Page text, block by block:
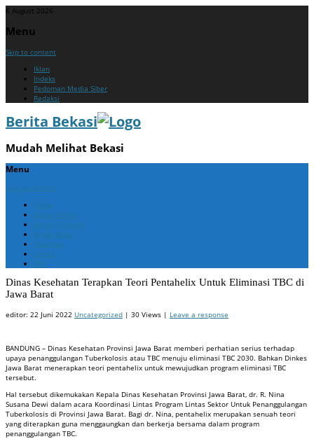
6 August 2026
Menu
Skip to content
Iklan
Indeks
Pedoman Media Siber
Redaksi
Berita Bekasi
Mudah Melihat Bekasi
Menu
Skip to content
Home
Berita Bekasi
Berita Cikarang
Berita Jabar
Nasional
Politik
ADV
Dinas Kesehatan Terapkan Teori Pentahelix Untuk Eliminasi TBC di
Jawa Barat
editor: 22 Juni 2022 Uncategorized | 30 Views | Leave a response
BANDUNG – Dinas Kesehatan Provinsi Jawa Barat memberi perhatian serius terhadap
upaya penanggulangan Tuberkolosis atau TBC menuju eliminasi TBC 2030. Bahkan Dinkes
Jawa Barat menerapkan teori pentahelix untuk mewujudkan program eliminasi TBC
tersebut.
Hal tersebut dikemukakan Kepala Dinas Kesehatan Provinsi Jawa Barat, dr. R. Nina
Susana Dewi dalam acara Koordinasi Lintas Program Lintas Sektor Untuk Penanggulangan
Tuberkolosis di Provinsi Jawa Barat. Bagi dr. Nina, pentahelix merupakan senuah teori
yang diterapkan guna menggaungkan dan berkerja bersama dalam program
penanggulangan TBC.